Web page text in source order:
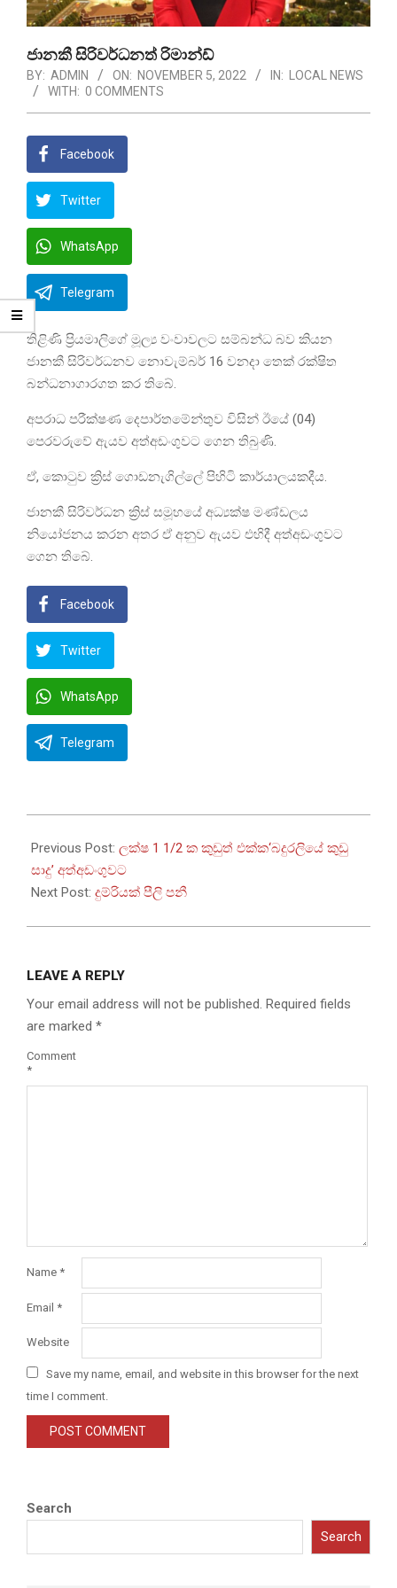
ජානකී සිරිවර්ධනත් රිමාන්ඩ්
BY: ADMIN ON: NOVEMBER 5, 2022 IN:
LOCAL NEWS
WITH: 0 COMMENTS
Facebook
Twitter
WhatsApp
Telegram
තිළිණි ප්‍රියමාලිගේ මූල්‍ය වංවාවලට සම්බන්ධ බව කියන
ජානකී සිරිවර්ධනව නොවැම්බර් 16 වනදා තෙක් රක්ෂිත
බන්ධනාගාරගත කර තිබේ.
අපරාධ පරීක්ෂණ දෙපාර්තමේන්තුව විසින් ඊයේ (04)
පෙරවරුවේ ඇයව අත්අඩංගුවට ගෙන තිබුණි.
ඒ, කොටුව ක්‍රිස් ගොඩනැගිල්ලේ පිහිටි කාර්යාලයකදීය.
ජානකී සිරිවර්ධන ක්‍රිස් සමූහයේ අධ්‍යක්ෂ මණ්ඩලය
නියෝජනය කරන අතර ඒ අනුව ඇයව එහිදී අත්අඩංගුවට
ගෙන තිබේ.
Facebook
Twitter
WhatsApp
Telegram
11-
05
Previous Post: ලක්ෂ 1 1/2 ක කුඩුත් එක්ක‘බදුරලියේ කුඩු
සාදු’ අත්අඩංගුවට
Next Post: දුම්රියක් පීලි පනී
LEAVE A REPLY
Your email address will not be published. Required fields
are marked *
Comment
*
Name *
Email *
Website
Save my name, email, and website in this browser for the next
time I comment.
Search
Search